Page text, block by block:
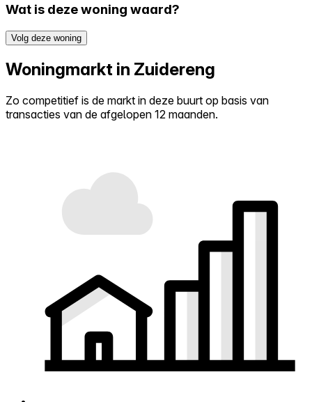
Wat is deze woning waard?
Volg deze woning
Woningmarkt in Zuidereng
Zo competitief is de markt in deze buurt op basis van
transacties van de afgelopen 12 maanden.